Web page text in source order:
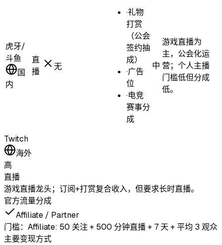
虎牙/
斗鱼
国
内
直
播
无
·礼物
打赏
（公会
签约抽
成）
·广告
位
·电竞
赛事分
成
中
游戏直播为
主，公会化运
营；个人主播
门槛低但分成
低。
Twitch
海外
高
直播
游戏直播龙头；订阅+打赏复合收入，但要求长时直播。
官方流量分成
Affiliate / Partner
门槛： Affiliate: 50 关注 + 500 分钟直播 + 7 天 + 平均 3 观众
主要变现方式